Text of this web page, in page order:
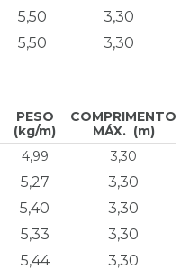
5,50
3,30
5,50 3,30
PESO
(kg/m)
COMPRIMENTO
MÁX. (m)
4,99 3,30
5,27
3,30
5,40
3,30
5,33
3,30
5,44
3,30